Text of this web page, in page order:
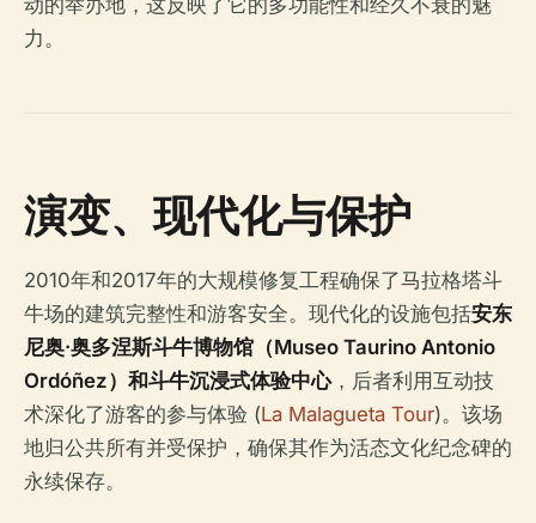
力。
演变、现代化与保护
2010年和2017年的大规模修复工程确保了马拉格塔斗
牛场的建筑完整性和游客安全。现代化的设施包括安东
尼奥·奥多涅斯斗牛博物馆（Museo Taurino Antonio
Ordóñez） 和斗牛沉浸式体验中心，后者利用互动技
术深化了游客的参与体验 (La Malagueta Tour)。该场
地归公共所有并受保护，确保其作为活态文化纪念碑的
永续保存。